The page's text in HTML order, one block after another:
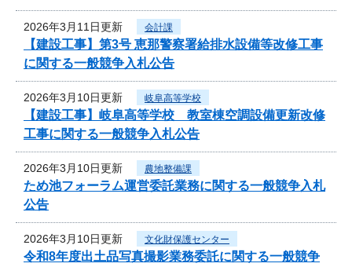
2026年3月11日更新 会計課
【建設工事】第3号 恵那警察署給排水設備等改修工事
に関する一般競争入札公告
2026年3月10日更新 岐阜高等学校
【建設工事】岐阜高等学校 教室棟空調設備更新改修
工事に関する一般競争入札公告
2026年3月10日更新 農地整備課
ため池フォーラム運営委託業務に関する一般競争入札
公告
2026年3月10日更新 文化財保護センター
令和8年度出土品写真撮影業務委託に関する一般競争